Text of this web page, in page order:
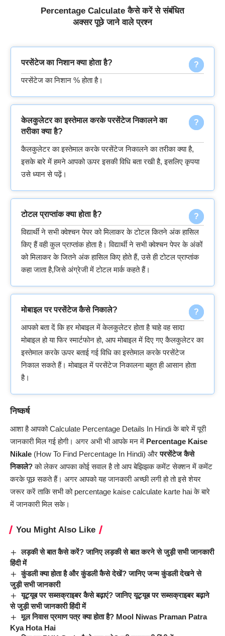
Percentage Calculate कैसे करें से संबंधित
अक्सर पूछे जाने वाले प्रश्न
परसेंटेज का निशान क्या होता है?
परसेंटेज का निशान % होता है।
केलकुलेटर का इस्तेमाल करके परसेंटेज निकालने का
तरीका क्या है?
कैलकुलेटर का इस्तेमाल करके परसेंटेज निकालने का तरीका क्या है,
इसके बारे में हमने आपको ऊपर इसकी विधि बता रखी है, इसलिए कृपया
उसे ध्यान से पढ़ें।
टोटल प्राप्तांक क्या होता है?
विद्यार्थी ने सभी क्वेश्चन पेपर को मिलाकर के टोटल कितने अंक हासिल
किए हैं वही कुल प्राप्तांक होता है। विद्यार्थी ने सभी क्वेश्चन पेपर के अंकों
को मिलाकर के जितने अंक हासिल किए होते हैं, उसे ही टोटल प्राप्तांक
कहा जाता है,जिसे अंग्रेजी में टोटल मार्क कहते हैं।
मोबाइल पर परसेंटेज कैसे निकाले?
आपको बता दें कि हर मोबाइल में केलकुलेटर होता है चाहे वह सादा
मोबाइल हो या फिर स्मार्टफोन हो, आप मोबाइल में दिए गए कैलकुलेटर का
इस्तेमाल करके ऊपर बताई गई विधि का इस्तेमाल करके परसेंटेज
निकाल सकते हैं। मोबाइल में परसेंटेज निकालना बहुत ही आसान होता
है।
निष्कर्ष
आशा है आपको Calculate Percentage Details In Hindi के बारे में पूरी
जानकारी मिल गई होगी। अगर अभी भी आपके मन में Percentage Kaise
Nikale (How To Find Percentage In Hindi) औरपरसेंटेज कैसे
निकाले?को लेकर आपका कोई सवाल है तो आप बेझिझक कमेंट सेक्शन में कमेंट
करके पूछ सकते हैं। अगर आपको यहजानकारीअच्छी लगी हो तो इसे शेयर
जरूर करें ताकि सभी को percentage kaise calculate karte hai के बारे
में जानकारी मिल सके।
You Might Also Like
लड़की से बात कैसे करें? जानिए लड़की से बात करने से जुड़ी सभी जानकारी
हिंदी में
कुंडली क्या होता है और कुंडली कैसे देखें? जानिए जन्म कुंडली देखने से
जुड़ी सभी जानकारी
यूट्यूब पर सब्सक्राइबर कैसे बढ़ाएं? जानिए यूट्यूब पर सब्सक्राइबर बढ़ाने
से जुड़ी सभी जानकारी हिंदी में
मूल निवास प्रमाण पत्र क्या होता है? Mool Niwas Praman Patra
Kya Hota Hai